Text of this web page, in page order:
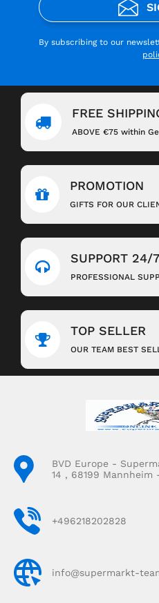
By subscribing to our
FREE
ABOVE €75 within
PROMOTION
GIFTS FOR OUR
SUPPORT 24/7
PROFESSIONAL
TOP SELLER
OUR TEAM BEST
BVD Europe -
14 , 68199 Mannheim
+496218202828
info@supermarkt-